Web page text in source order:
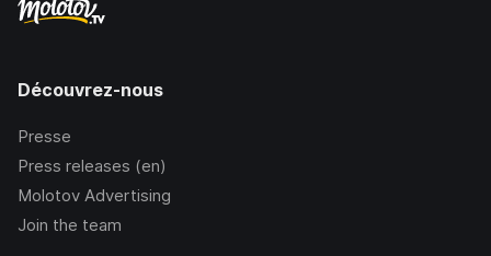
Découvrez-nous
Presse
Press releases (en)
Molotov Advertising
Join the team